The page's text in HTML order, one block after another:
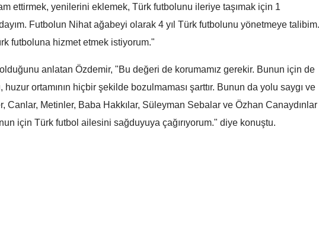
Mersin
İstanbul
İzmir
Kars
ettirmek, yenilerini eklemek, Türk futbolunu ileriye taşımak için 1
Futbolun Nihat ağabeyi olarak 4 yıl Türk futbolunu yönetmeye talibim.
futboluna hizmet etmek istiyorum."
anlatan Özdemir, "Bu değeri de korumamız gerekir. Bunun için de
ortamının hiçbir şekilde bozulmaması şarttır. Bunun da yolu saygı ve
Canlar, Metinler, Baba Hakkılar, Süleyman Sebalar ve Özhan Canaydınlar
için Türk futbol ailesini sağduyuya çağırıyorum." diye konuştu.